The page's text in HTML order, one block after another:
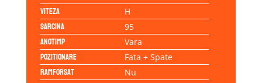
Viteza H
Sarcina 95
Anotimp Vara
Pozitionare Fata + Spate
Ramforsat Nu